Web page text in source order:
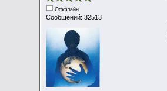
Оффлайн
Сообщений: 32513